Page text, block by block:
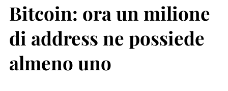
Bitcoin: ora un milione
di address ne possiede
almeno uno